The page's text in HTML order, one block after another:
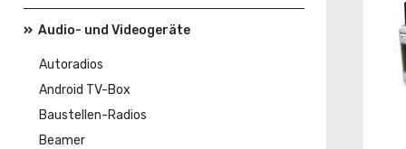
Audio- und Videogeräte
Autoradios
Android TV-Box
Baustellen-Radios
Beamer